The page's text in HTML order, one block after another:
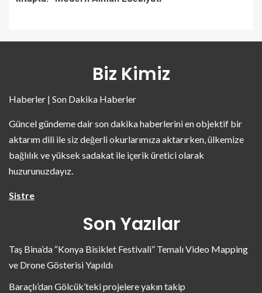
Biz Kimiz
Haberler | Son Dakika Haberler
Güncel gündeme dair son dakika haberlerini en objektif bir
aktarım dili ile siz değerli okurlarımıza aktarırken, ülkemize
bağlılık ve yüksek sadakat ile içerik üretici olarak
huzurunuzdayız.
Sistre
Son Yazılar
Taş Bina’da “Konya Bisiklet Festivali” Temalı Video Mapping
ve Drone Gösterisi Yapıldı
Baraçlı’dan Gölcük’teki projelere yakın takip